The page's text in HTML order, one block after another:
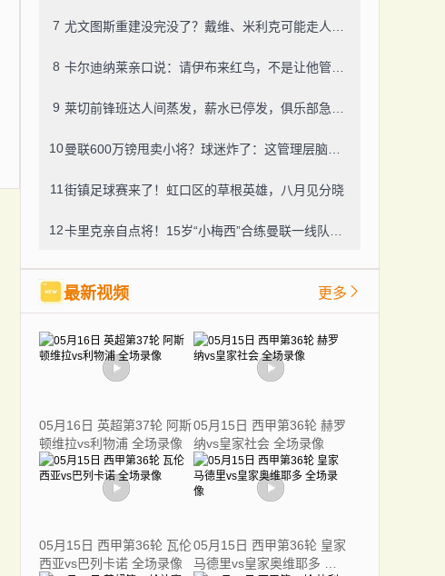
7
8
9
10
11 街镇足球赛来了！虹口区的草根英雄，八月见分晓
12
最新视频 更多
05月16日 英超第37轮 阿斯
顿维拉vs利物浦 全场录像
05月15日 西甲第36轮 赫罗
纳vs皇家社会 全场录像
05月15日 西甲第36轮 瓦伦
西亚vs巴列卡诺 全场录像
05月15日 西甲第36轮 皇家
马德里vs皇家奥维耶多 全